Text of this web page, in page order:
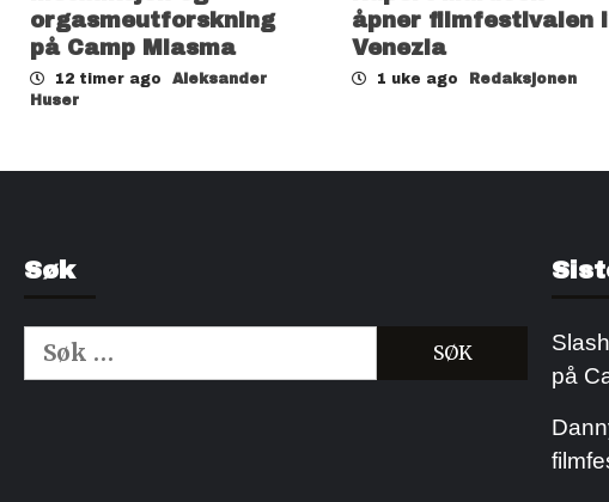
orgasmeutforskning
på Camp Miasma
12 timer ago
Aleksander
Huser
åpner filmfestivalen i
Venezia
1 uke ago Redaksjonen
Søk
Søk
etter:
på